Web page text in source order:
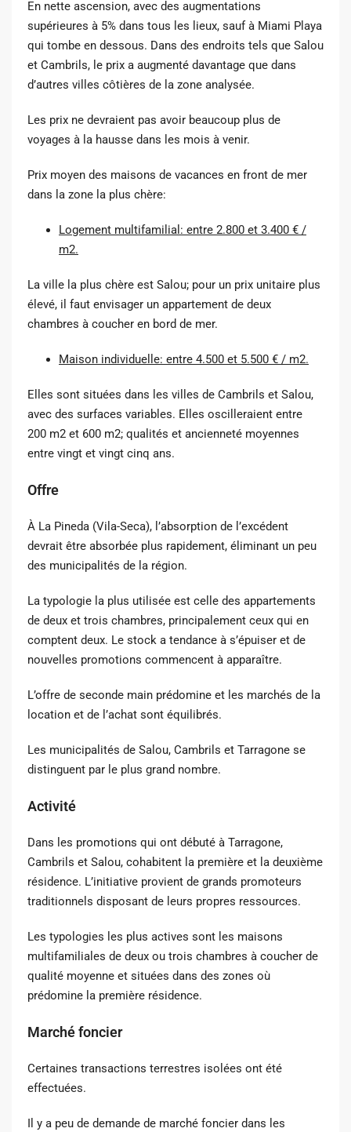
En nette ascension, avec des augmentations
supérieures à 5% dans tous les lieux, sauf à Miami Playa
qui tombe en dessous. Dans des endroits tels que Salou
et Cambrils, le prix a augmenté davantage que dans
d’autres villes côtières de la zone analysée.
Les prix ne devraient pas avoir beaucoup plus de
voyages à la hausse dans les mois à venir.
Prix ​​moyen des maisons de vacances en front de mer
dans la zone la plus chère:
Logement multifamilial: entre 2.800 et 3.400 € /
m2.
La ville la plus chère est Salou; pour un prix unitaire plus
élevé, il faut envisager un appartement de deux
chambres à coucher en bord de mer.
Maison individuelle: entre 4.500 et 5.500 € / m2.
Elles sont situées dans les villes de Cambrils et Salou,
avec des surfaces variables. Elles oscilleraient entre
200 m2 et 600 m2; qualités et ancienneté moyennes
entre vingt et vingt cinq ans.
Offre
À La Pineda (Vila-Seca), l’absorption de l’excédent
devrait être absorbée plus rapidement, éliminant un peu
des municipalités de la région.
La typologie la plus utilisée est celle des appartements
de deux et trois chambres, principalement ceux qui en
comptent deux. Le stock a tendance à s’épuiser et de
nouvelles promotions commencent à apparaître.
L’offre de seconde main prédomine et les marchés de la
location et de l’achat sont équilibrés.
Les municipalités de Salou, Cambrils et Tarragone se
distinguent par le plus grand nombre.
Activité
Dans les promotions qui ont débuté à Tarragone,
Cambrils et Salou, cohabitent la première et la deuxième
résidence. L’initiative provient de grands promoteurs
traditionnels disposant de leurs propres ressources.
Les typologies les plus actives sont les maisons
multifamiliales de deux ou trois chambres à coucher de
qualité moyenne et situées dans des zones où
prédomine la première résidence.
Marché foncier
Certaines transactions terrestres isolées ont été
effectuées.
Il y a peu de demande de marché foncier dans les